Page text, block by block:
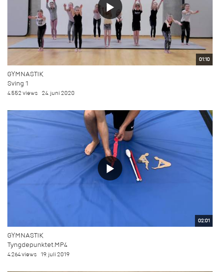
01:10
GYMNASTIK
Sving 1
4.552 views 24. juni 2020
02:01
GYMNASTIK
Tyngdepunktet.MP4
4.264 views 19. juli 2019